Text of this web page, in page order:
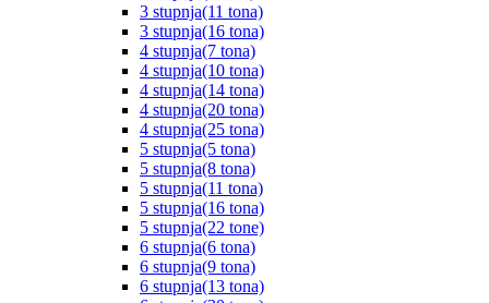
3 stupnja(11 tona)
3 stupnja(16 tona)
4 stupnja(7 tona)
4 stupnja(10 tona)
4 stupnja(14 tona)
4 stupnja(20 tona)
4 stupnja(25 tona)
5 stupnja(5 tona)
5 stupnja(8 tona)
5 stupnja(11 tona)
5 stupnja(16 tona)
5 stupnja(22 tone)
6 stupnja(6 tona)
6 stupnja(9 tona)
6 stupnja(13 tona)